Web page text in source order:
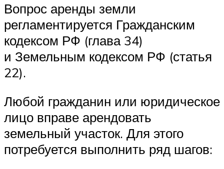
Вопрос аренды земли
регламентируется Гражданским
кодексом РФ (глава 34)
и Земельным кодексом РФ (статья
22).
Любой гражданин или юридическое
лицо вправе арендовать
земельный участок. Для этого
потребуется выполнить ряд шагов: